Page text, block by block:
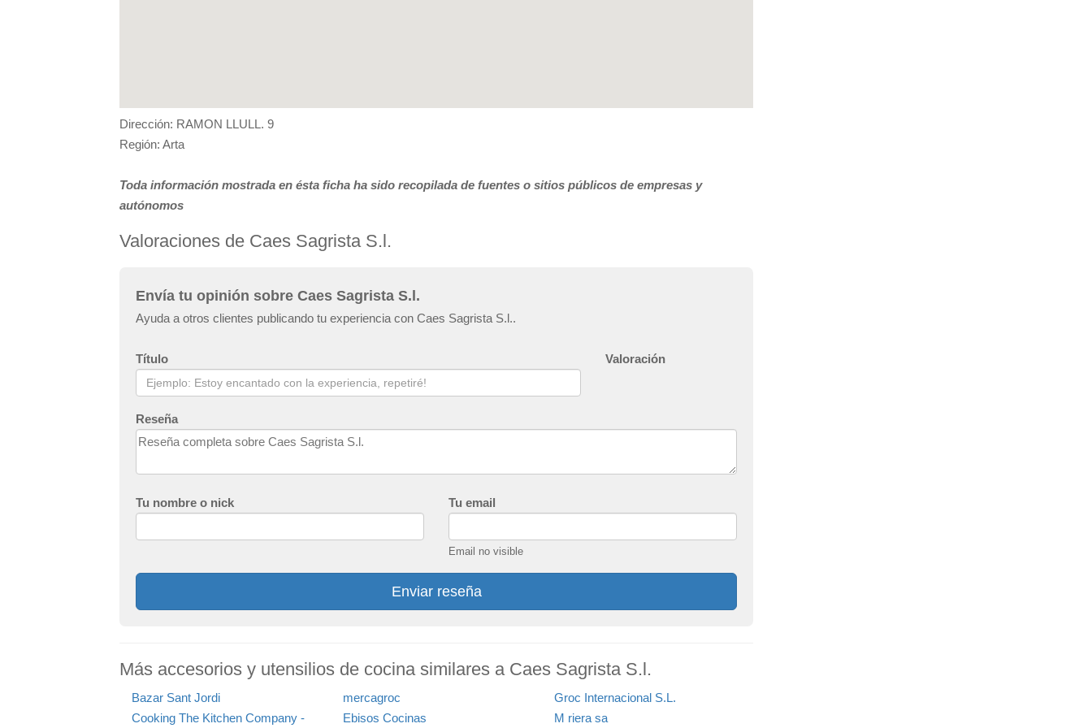
Dirección: RAMON LLULL. 9
Región: Arta
Toda información mostrada en ésta ficha ha sido recopilada de fuentes o sitios públicos de empresas y
autónomos
Valoraciones de Caes Sagrista S.l.
Envía tu opinión sobre Caes Sagrista S.l.
Ayuda a otros clientes publicando tu experiencia con Caes Sagrista S.l..
Título Valoración
Reseña
Tu nombre o nick Tu email
Email no visible
Enviar reseña
Más accesorios y utensilios de cocina similares a Caes Sagrista S.l.
Bazar Sant Jordi mercagroc
Groc Internacional S.L.
Cooking The Kitchen Company -
Ebisos Cocinas M riera sa